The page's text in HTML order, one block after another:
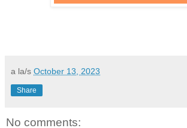
a la/s October 13, 2023
Share
No comments: